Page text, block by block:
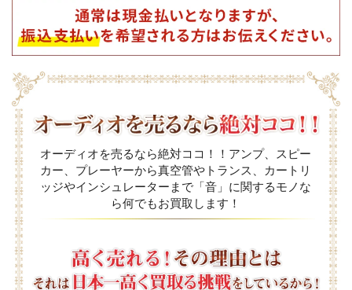
オーディオを売るなら絶対ココ！！アンプ、スピー
カー、プレーヤーから真空管やトランス、カートリ
ッジやインシュレーターまで「音」に関するモノな
ら何でもお買取します！